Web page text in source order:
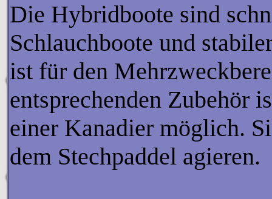
Die Hybridboote sind
Schlauchboote und
ist für den
entsprechenden Zubehör
einer Kanadier möglich.
dem Stechpaddel agieren.